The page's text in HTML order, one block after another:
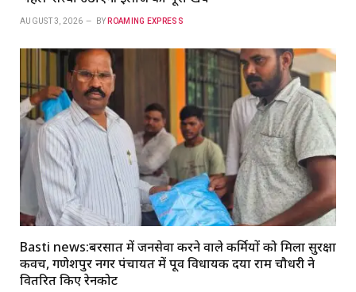
AUGUST 3, 2026 BY ROAMING EXPRESS
Basti news:बरसात में जनसेवा करने वाले कर्मियों को मिला सुरक्षा
कवच, गणेशपुर नगर पंचायत में पूर्व विधायक दया राम चौधरी ने
वितरित किए रेनकोट